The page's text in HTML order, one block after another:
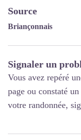
Source
Briançonnais
Signaler un
Vous avez repéré
page ou constaté
votre randonnée,